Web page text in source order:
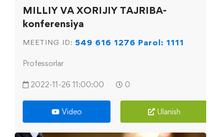
MILLIY VA XORIJIY TAJRIBA-
konferensiya
MEETING ID: 549 616 1276 Parol: 1111
Professorlar
2022-11-26 11:00:00 0
Video Ulanish